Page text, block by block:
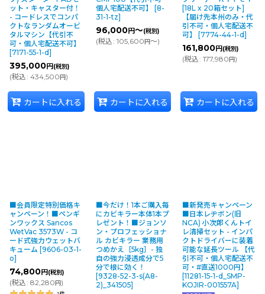
ット・キャスター付！
- コードレスでコンパ
クトなランダムオービ
タルマシン【代引不
可・個人宅配送不可】
[7171-55-1-d]
395,000円 (税別)
(税込: 434,500 円)
カートに入れる
個人宅配送不可】
[8-
31-1-tz]
96,000円～(税別)
(税込: 105,600 円～)
カートに入れる
[18L x 20箱セット]
【届け先本州のみ・代
引不可・個人宅配送不
可】
[7774-44-1-d]
161,800円 (税別)
(税込: 177,980 円)
カートに入れる
■会員限定特別価格キ
ャンペーン！■ペンギ
ンワックス Sancos
WetVac 3573W - コ
ード式強力ウェットバ
キューム [9606-03-1-
o]
74,800円 (税別)
(税込: 82,280 円)
■今だけ！1本ご購入毎
にカビキラー本体1本プ
レゼント！■ジョンソ
ン・プロフェッショナ
ル カビキラー 業務用
つめかえ［5kg］- 独
自の強力浸透成分で5
分で根に効く！
[9328-52-3-s(A8-
2)_341505]
■新発売キャンペーン
■日本レヂボン(旧
NCA) 小次郎くんトイ
レ清掃セット - インパ
クトドライバーに装着
可能な延長ツール 【代
引不可・個人宅配送不
可・#直送1000円】
[11281-15-1-d_SMP-
KOJIR-001557A]